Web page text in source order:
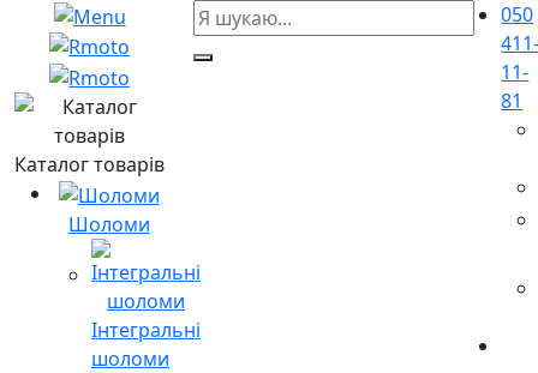
Каталог товарів
Шоломи
Інтегральні
шоломи
050
11-
81